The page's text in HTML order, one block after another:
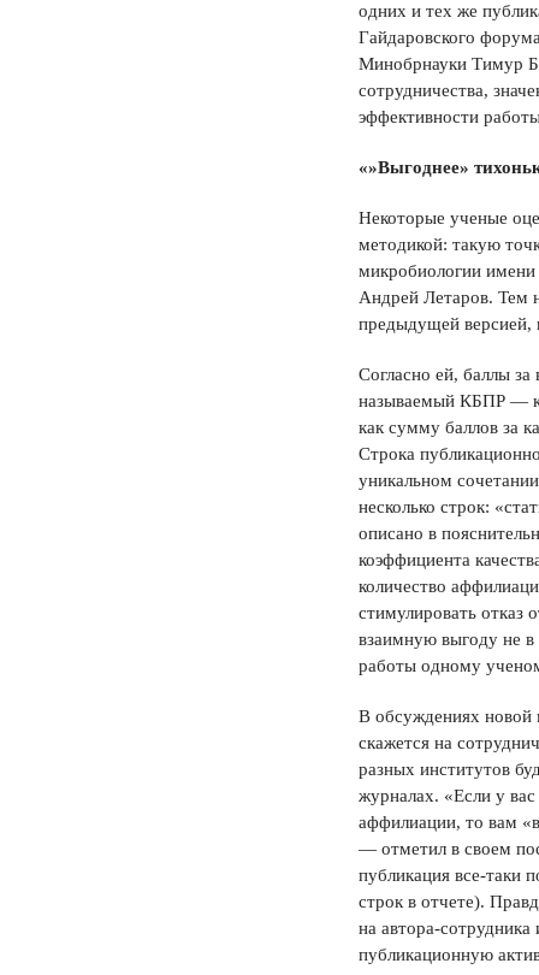
одних и тех же
Гайдаровского
Минобрнауки Тимур
сотрудничества,
эффективности
«»Выгоднее»
Некоторые ученые
методикой: такую
микробиологии
Андрей Летаров. Тем
предыдущей версией,
Согласно ей, баллы
называемый КБПР —
как сумму баллов за
Строка
уникальном
несколько строк:
описано в
коэффициента
количество
стимулировать отказ
взаимную выгоду не в
работы одному
В обсуждениях новой
скажется на
разных институтов
журналах. «Если у
аффилиации, то вам
— отметил в своем
публикация все-таки
строк в отчете).
на автора-сотрудника
публикационную